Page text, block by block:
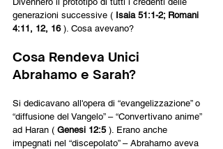
generazioni successive ( Isaia 51:1-2; Romani
4:11, 12, 16 ). Cosa avevano?
Cosa Rendeva Unici
Abrahamo e Sarah?
Si dedicavano all'opera di “evangelizzazione” o
“diffusione del Vangelo” – “Convertivano anime”
ad Haran ( Genesi 12:5 ). Erano anche
impegnati nel “discepolato” – Abrahamo aveva